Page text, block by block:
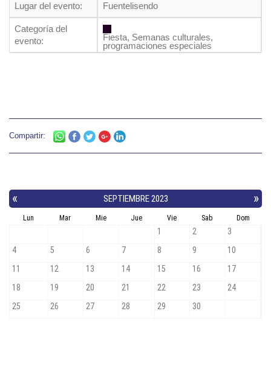
Lugar del evento: Fuentelisendo
Categoría del
evento:
Fiesta, Semanas culturales,
programaciones especiales
Compartir: